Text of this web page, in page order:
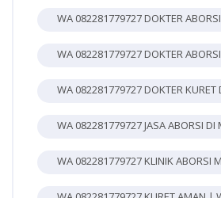
WA 082281779727 DOKTER
WA 082281779727 DOKTER
WA 082281779727 DOKTER KURET
WA 082281779727 JASA ABORSI DI
WA 082281779727 KLINIK ABORSI